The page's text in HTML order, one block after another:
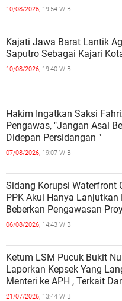
10/08/2026, 19:54 WIB
Kajati Jawa Barat Lantik
Saputro Sebagai Kajari
10/08/2026, 19:40 WIB
Hakim Ingatkan Saksi
Pengawas, "Jangan Asal
Didepan Persidangan "
07/08/2026, 19:07 WIB
Sidang Korupsi Waterfront
PPK Akui Hanya Lanjutkan
Beberkan Pengawasan
06/08/2026, 14:43 WIB
Ketum LSM Pucuk Bukit
Laporkan Kepsek Yang
Menteri ke APH , Terkait Dana Revitalisasi
Sekolah
21/07/2026, 13:44 WIB